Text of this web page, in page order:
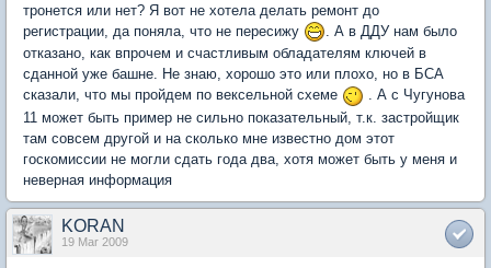
тронется или нет? Я вот не хотела делать ремонт до
регистрации, да поняла, что не пересижу
. А в ДДУ нам было
отказано, как впрочем и счастливым обладателям ключей в
сданной уже башне. Не знаю, хорошо это или плохо, но в БСА
сказали, что мы пройдем по вексельной схеме
. А с Чугунова
11 может быть пример не сильно показательный, т.к. застройщик
там совсем другой и на сколько мне известно дом этот
госкомиссии не могли сдать года два, хотя может быть у меня и
неверная информация
KORAN
19 Mar 2009